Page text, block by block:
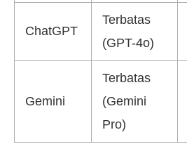
ChatGPT
Terbatas
(GPT-4o)
Gemini
Terbatas
(Gemini
Pro)